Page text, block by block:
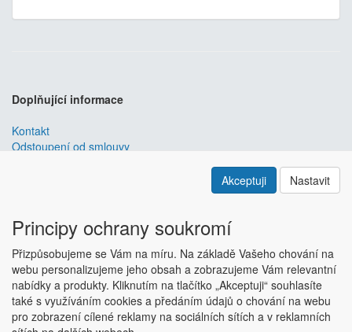
Doplňující informace
Kontakt
Odstoupení od smlouvy
je nejlepším řešením e-commerce pro informační
ESHOP dodáváme předpřipravený s uživatelsky příjemnou
responzivní šablonou, která se dá upravit a optimalizovat na míru.
Hlavní výhody? Přehlednost, intuitivní ovládání, administrace a
data ve Vaší ABŘE. Chci zjistit více
Copyright © ABRA Software a.s. 2018
Akceptuji Nastavit
Principy ochrany soukromí
Přizpůsobujeme se Vám na míru. Na základě Vašeho chování na
webu personalizujeme jeho obsah a zobrazujeme Vám relevantní
nabídky a produkty. Kliknutím na tlačítko „Akceptuji“ souhlasíte
také s využíváním cookies a předáním údajů o chování na webu
pro zobrazení cílené reklamy na sociálních sítích a v reklamních